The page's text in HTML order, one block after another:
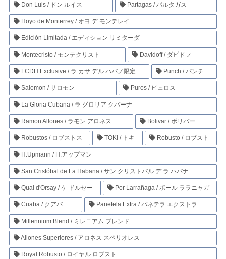
Don Luis / ドン ルイス Partagas / パルタガス
Hoyo de Monterrey / オヨ デ モンテレイ
Edición Limitada / エディション リミターダ
Montecristo / モンテクリスト Davidoff / ダビドフ
LCDH Exclusive / ラ カサ デル ハバノ限定 Punch / パンチ
Salomon / サロモン Puros / ピュロス
La Gloria Cubana / ラ グロリア クバーナ
Ramon Allones / ラモン アロネス Bolivar / ボリバー
Robustos / ロブストス TOKI / トキ Robusto / ロブスト
H.Upmann / H.アップマン
San Cristóbal de La Habana / サン クリストバル デ ラ ハバナ
Quai d'Orsay / ケ ドルセー Por Larrañaga / ポール ララニャガ
Cuaba / クアバ Panetela Extra / パネテラ エクストラ
Millennium Blend / ミレニアム ブレンド
Allones Superiores / アロネス スペリオレス
Royal Robusto / ロイヤル ロブスト